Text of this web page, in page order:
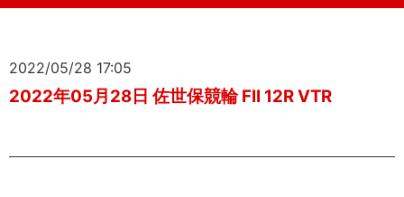
2022/05/28 17:05
2022年05月28日 佐世保競輪 FII 12R VTR